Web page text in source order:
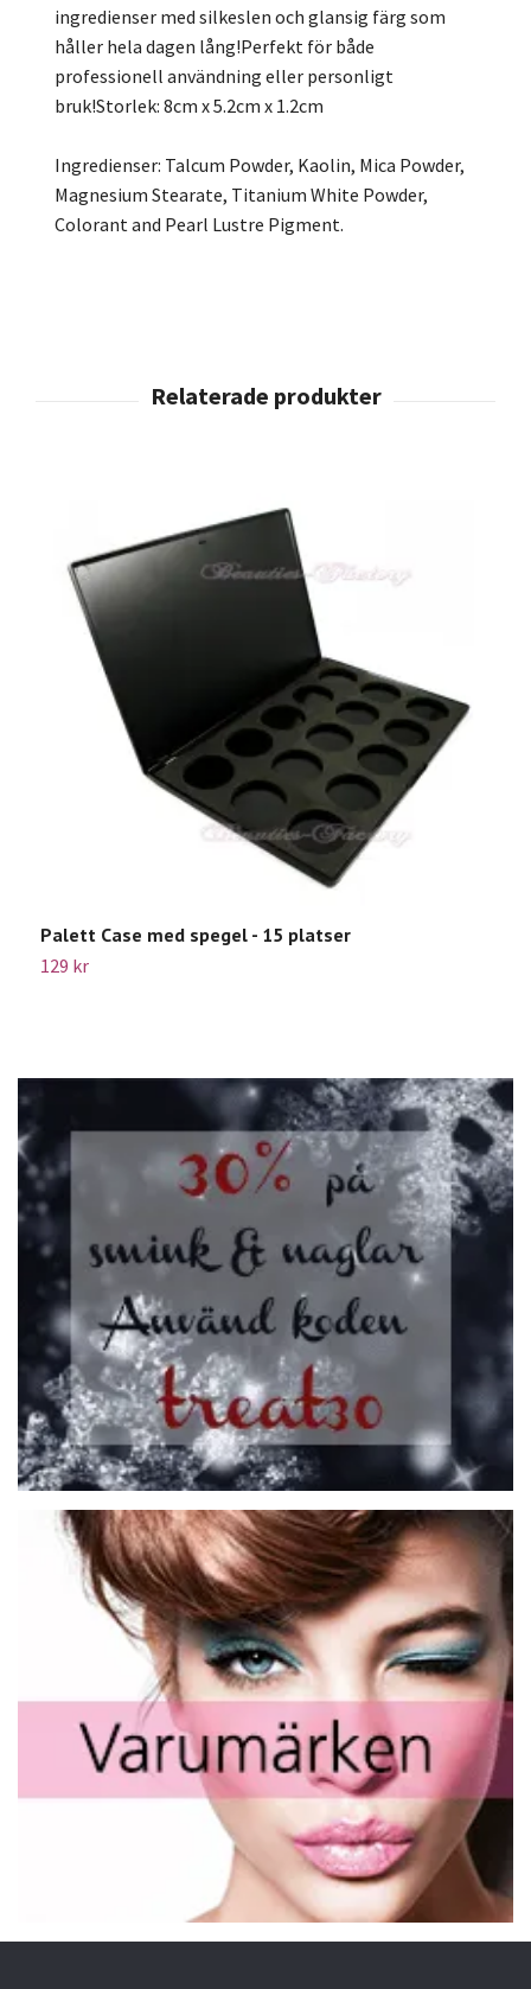
ingredienser med silkeslen och glansig färg som
håller hela dagen lång!Perfekt för både
professionell användning eller personligt
bruk!Storlek: 8cm x 5.2cm x 1.2cm
Ingredienser: Talcum Powder, Kaolin, Mica Powder,
Magnesium Stearate, Titanium White Powder,
Colorant and Pearl Lustre Pigment.
Palett Case med spegel - 15 platser
129 kr